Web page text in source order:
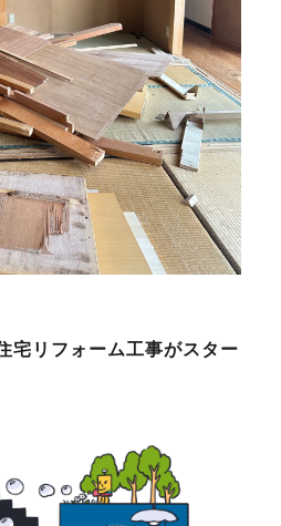
宅リフォーム工事がスター